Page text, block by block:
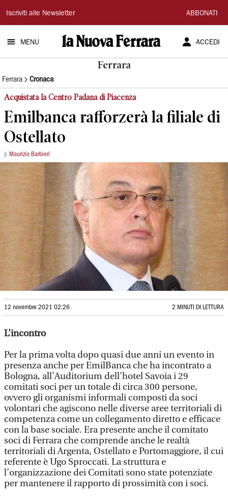
La
Nuova
Ferrara
Iscriviti alle Newsletter ABBONATI
MENU ACCEDI
Ferrara
Ferrara Cronaca
Acquistata la Centro Padana di Piacenza
Emilbanca rafforzerà la filiale di
Ostellato
Maurizio Barbieri
12 novembre 2021 02:26 2 MINUTI DI LETTURA
L’incontro
Per la prima volta dopo quasi due anni un evento in
presenza anche per EmilBanca che ha incontrato a
Bologna, all’Auditorium dell’hotel Savoia i 29
comitati soci per un totale di circa 300 persone,
ovvero gli organismi informali composti da soci
volontari che agiscono nelle diverse aree territoriali di
competenza come un collegamento diretto e efficace
con la base sociale. Era presente anche il comitato
soci di Ferrara che comprende anche le realtà
territoriali di Argenta, Ostellato e Portomaggiore, il cui
referente è Ugo Sproccati. La struttura e
l’organizzazione dei Comitati sono state potenziate
per mantenere il rapporto di prossimità con i soci.